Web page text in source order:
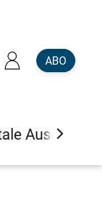
ABO
Ausgaben